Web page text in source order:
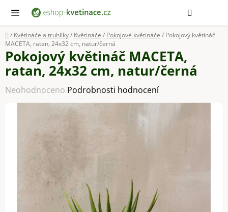
obsah
Domů
/ Květináče a truhlíky/ Květináče / Pokojové květináče / Pokojový květináč
MACETA, ratan, 24x32 cm, natur/černá
Pokojový květináč MACETA,
ratan, 24x32 cm, natur/černá
Průměrné
hodnocení
hvězdiček.
Neohodnoceno Podrobnosti hodnocení